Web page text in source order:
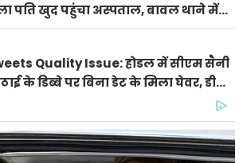
पति खुद पहुंचा अस्पताल, बावल थाने में
Quality Issue: होडल में सीएम सैनी
के डिब्बे पर बिना डेट के मिला घेवर, डीसी